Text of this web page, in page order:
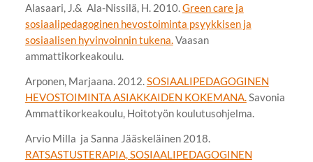
Alasaari, J.& Ala-Nissilä, H. 2010.Green care ja
sosiaalipedagoginen hevostoiminta psyykkisen ja
sosiaalisen hyvinvoinnin tukena.Vaasan
ammattikorkeakoulu.
Arponen, Marjaana. 2012.SOSIAALIPEDAGOGINEN
HEVOSTOIMINTA ASIAKKAIDEN KOKEMANA.Savonia
Ammattikorkeakoulu, Hoitotyön koulutusohjelma.
Arvio Milla ja Sanna Jääskeläinen 2018.
RATSASTUSTERAPIA, SOSIAALIPEDAGOGINEN